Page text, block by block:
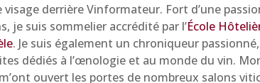
visage derrière Vinformateur. Fort d’une
je suis sommelier accrédité par l’École
. Je suis également un chroniqueur passionné,
dédiés à l’œnologie et au monde du vin.
ouvert les portes de nombreux salons